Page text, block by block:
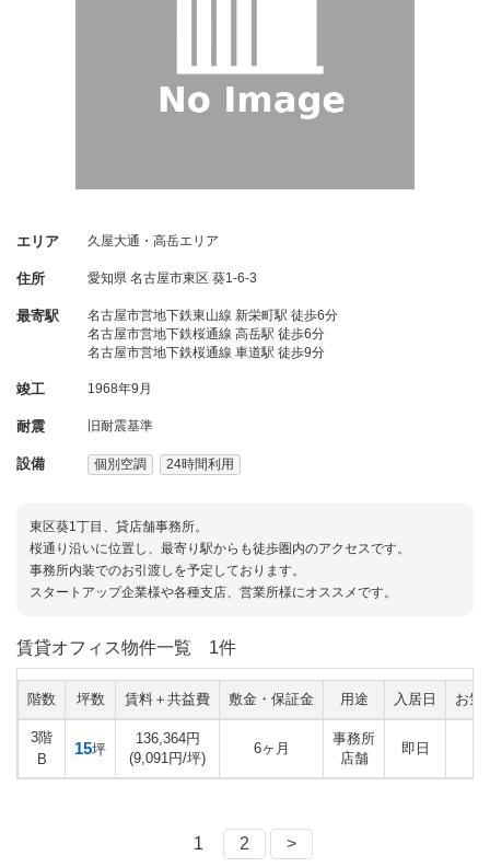
エリア 久屋大通・高岳エリア
住所 愛知県 名古屋市東区 葵1-6-3
最寄駅
名古屋市営地下鉄東山線 新栄町駅 徒歩6分
名古屋市営地下鉄桜通線 高岳駅 徒歩6分
名古屋市営地下鉄桜通線 車道駅 徒歩9分
竣工 1968年9月
耐震 旧耐震基準
設備 個別空調 24時間利用
東区葵1丁目、貸店舗事務所。
桜通り沿いに位置し、最寄り駅からも徒歩圏内のアクセスです。
事務所内装でのお引渡しを予定しております。
スタートアップ企業様や各種支店、営業所様にオススメです。
賃貸オフィス物件一覧 1件
階数 坪数 賃料＋共益費 敷金・保証金 用途 入居日 お気
3階
B
15坪
136,364円
(9,091円/坪)
6ヶ月
事務所
店舗
即日
1 2 >